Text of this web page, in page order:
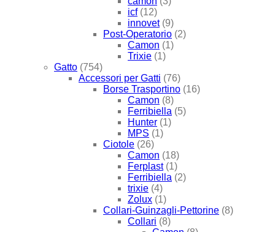
icf (12)
innovet (9)
Post-Operatorio (2)
Camon (1)
Trixie (1)
Gatto (754)
Accessori per Gatti (76)
Borse Trasportino (16)
Camon (8)
Ferribiella (5)
Hunter (1)
MPS (1)
Ciotole (26)
Camon (18)
Ferplast (1)
Ferribiella (2)
trixie (4)
Zolux (1)
Collari-Guinzagli-Pettorine (8)
Collari (8)